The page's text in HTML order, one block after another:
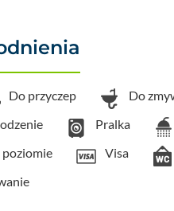
Do przyczep Do
Pralka
poziomie
Visa